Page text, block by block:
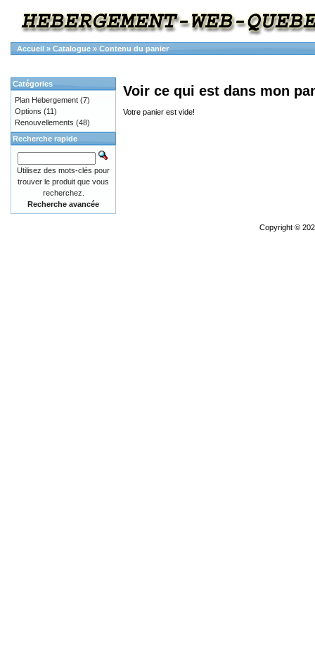
Accueil » Catalogue » Contenu du panier
Voir ce qui est dans mon
Votre panier est vide!
Catégories
Plan Hebergement (7)
Options (11)
Renouvellements (48)
Recherche rapide
Utilisez des mots-clés pour
trouver le produit que vous
recherchez.
Recherche avancée
Copyright ©